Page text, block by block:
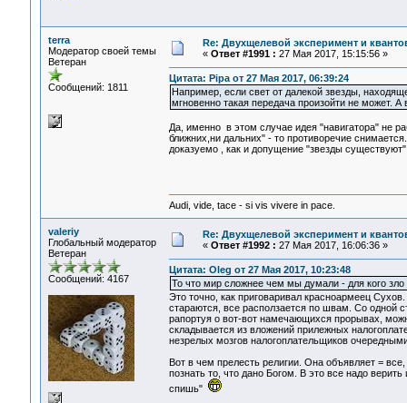
terra
Модератор своей темы
Ветеран
Сообщений: 1811
Re: Двухщелевой эксперимент и
« Ответ #1991 : 27 Мая 2017, 15:15:56 »
Цитата: Pipa от 27 Мая 2017, 06:39:24
Например, если свет от далекой звезды,
мгновенно такая передача произойти не может. А
Да, именно в этом случае идея "навигатора" не
ближних,ни дальних" - то противоречие
доказуемо , как и допущение "звезды существуют"
Audi, vide, tace - si vis vivere in pace.
valeriy
Глобальный модератор
Ветеран
Сообщений: 4167
Re: Двухщелевой эксперимент и
« Ответ #1992 : 27 Мая 2017, 16:06:36 »
Цитата: Oleg от 27 Мая 2017, 10:23:48
То что мир сложнее чем мы думали - для кого зло
Это точно, как приговаривал красноармеец
стараются, все расползается по швам. Со одной
рапортуя о вот-вот намечающихся прорывах,
складывается из вложений прилежных
незрелых мозгов налогоплательщиков
Вот в чем прелесть религии. Она объявляет =
познать то, что дано Богом. В это все надо
спишь"